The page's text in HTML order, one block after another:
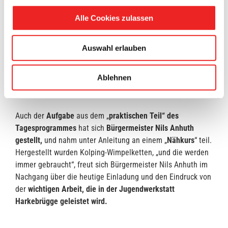
Alle Cookies zulassen
Auswahl erlauben
Ablehnen
und Servicetechnik, Holztechnik und Nähtechnik sind einige
der Tätigkeitsfelder, auf dem die Kolping-Berufshilfe tätig
ist, um die Jugendlichen effizient, dauerhaft und unter
Berücksichtigung sozialer Aspekte zu integrieren. Ein
Kompetenzen und weiteren Hilfestellungen zur
Orientierung.
Auch der Aufgabe aus dem „praktischen Teil“ des
Tagesprogrammes hat sich Bürgermeister Nils Anhuth
gestellt, und nahm unter Anleitung an einem „Nähkurs“ teil.
Hergestellt wurden Kolping-Wimpelketten, „und die werden
immer gebraucht“, freut sich Bürgermeister Nils Anhuth im
Nachgang über die heutige Einladung und den Eindruck von
der wichtigen Arbeit, die in der Jugendwerkstatt
Harkebrügge geleistet wird.